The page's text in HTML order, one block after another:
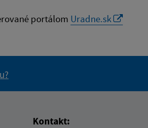
portálom Uradne.sk
Kontakt: